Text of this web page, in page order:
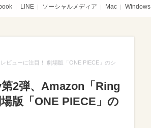
LINE ソーシャルメディア Mac Windows
ビューに注目！ 劇場版「ONE PIECE」のシ
2弾、Amazon「Ring
版「ONE PIECE」の